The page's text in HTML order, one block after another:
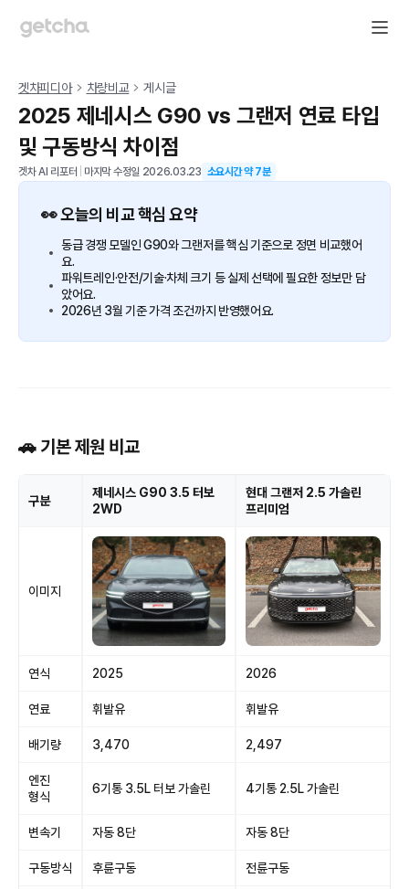
겟차피디아 차량비교 게시글
2025 제네시스 G90 vs 그랜저 연료 타입
및 구동방식 차이점
겟차 AI 리포터 마지막 수정일 2026.03.23 소요시간 약7분
👀 오늘의 비교 핵심 요약
동급 경쟁 모델인 G90와 그랜저를 핵심 기준으로 정면 비교했어
요.
파워트레인·안전/기술·차체 크기 등 실제 선택에 필요한 정보만 담
았어요.
2026년 3월 기준 가격 조건까지 반영했어요.
🚗 기본 제원 비교
구분
제네시스 G90 3.5 터보
2WD
현대 그랜저 2.5 가솔린
프리미엄
이미지
연식 2025 2026
연료 휘발유 휘발유
배기량 3,470 2,497
엔진
형식
6기통 3.5L 터보 가솔린 4기통 2.5L 가솔린
변속기 자동 8단 자동 8단
구동방식 후륜구동 전륜구동